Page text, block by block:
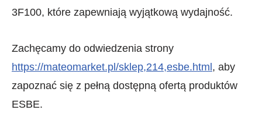
3F100, które zapewniają wyjątkową wydajność.
Zachęcamy do odwiedzenia strony
https://mateomarket.pl/sklep,214,esbe.html, aby
zapoznać się z pełną dostępną ofertą produktów
ESBE.